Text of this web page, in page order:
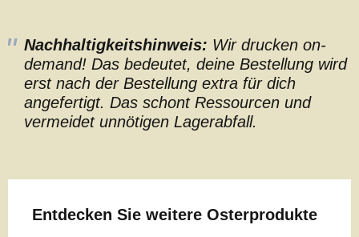
Nachhaltigkeitshinweis: Wir drucken on-
demand! Das bedeutet, deine Bestellung wird
erst nach der Bestellung extra für dich
angefertigt. Das schont Ressourcen und
vermeidet unnötigen Lagerabfall.
Produktgalerie überspringen
Entdecken Sie weitere Osterprodukte